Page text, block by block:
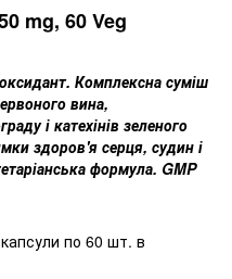
mg, 60 Veg
Комплексна суміш
вина,
і катехінів зеленого
здоров'я серця, судин і
формула. GMP
капсули по 60 шт. в